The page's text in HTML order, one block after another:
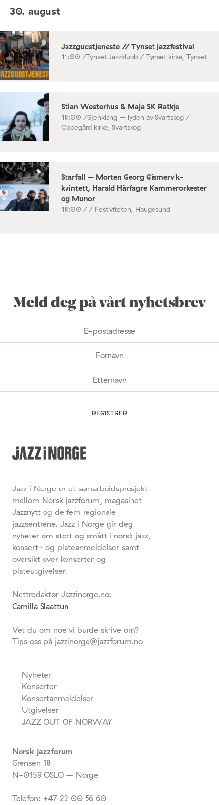
30. august
Jazzgudstjeneste // Tynset jazzfestival
11:00 /Tynset Jazzklubb / Tynset kirke, Tynset
Stian Westerhus & Maja SK Ratkje
18:00 /Gjenklang – lyden av Svartskog /
Oppegård kirke, Svartskog
Starfall – Morten Georg Gismervik-
kvintett, Harald Hårfagre Kammerorkester
og Munor
18:00 / / Festiviteten, Haugesund
Meld deg på vårt nyhetsbrev
Jazz i Norge er et samarbeidsprosjekt
mellom Norsk jazzforum, magasinet
Jazznytt og de fem regionale
jazzsentrene. Jazz i Norge gir deg
nyheter om stort og smått i norsk jazz,
konsert- og plateanmeldelser samt
oversikt over konserter og
plateutgivelser.
Nettredaktør Jazzinorge.no:
Camilla Slaattun
Vet du om noe vi burde skrive om?
Tips oss på jazzinorge@jazzforum.no
Nyheter
Konserter
Konsertanmeldelser
Utgivelser
JAZZ OUT OF NORWAY
Norsk jazzforum
Grensen 18
N-0159 OSLO – Norge
Telefon: +47 22 00 56 60